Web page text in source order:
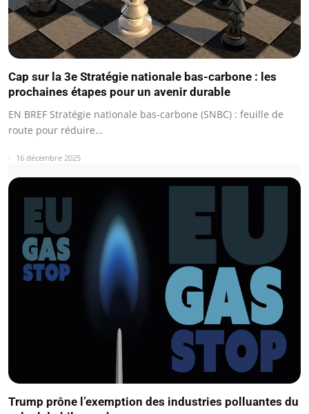
Cap sur la 3e Stratégie nationale bas-carbone : les
prochaines étapes pour un avenir durable
EN BREF Stratégie nationale bas-carbone (SNBC) : feuille de
route pour réduire…
16 décembre 2025
Trump prône l’exemption des industries polluantes du